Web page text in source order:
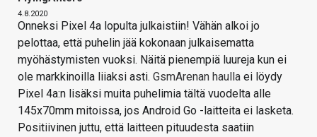
4.8.2020
Onneksi Pixel 4a lopulta julkaistiin! Vähän alkoi jo
pelottaa, että puhelin jää kokonaan julkaisematta
myöhästymisten vuoksi. Näitä pienempiä luureja kun ei
ole markkinoilla liiaksi asti. GsmArenan haulla ei löydy
Pixel 4a:n lisäksi muita puhelimia tältä vuodelta alle
145x70mm mitoissa, jos Android Go -laitteita ei lasketa.
Positiivinen juttu, että laitteen pituudesta saatiin